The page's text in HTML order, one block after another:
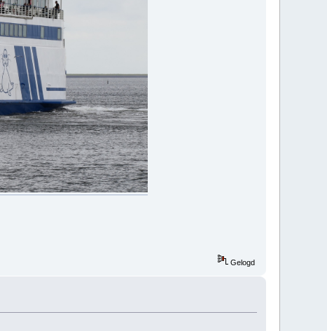
Gelogd